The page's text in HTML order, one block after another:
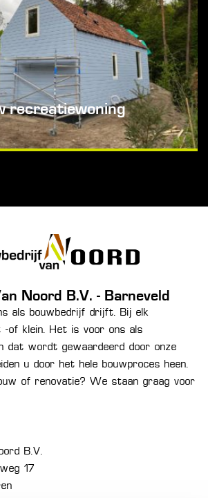
recreatiewoning
Noord B.V. - Barneveld
als bouwbedrijf drijft. Bij elk
-of klein. Het is voor ons als
dat wordt gewaardeerd door onze
u door het hele bouwproces heen.
of renovatie? We staan graag voor
B.V.
17